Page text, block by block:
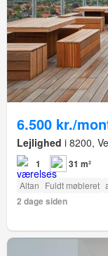
6.500 kr./
Lejlighed i 8200,
1 31 m²
Altan Fuldt møbleret
2 dage siden